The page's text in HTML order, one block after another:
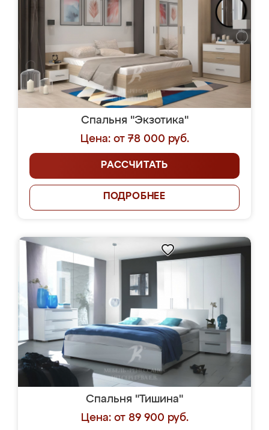
Спальня "Экзотика"
Цена: от 78 000 руб.
РАССЧИТАТЬ
ПОДРОБНЕЕ
Спальня "Тишина"
Цена: от 89 900 руб.